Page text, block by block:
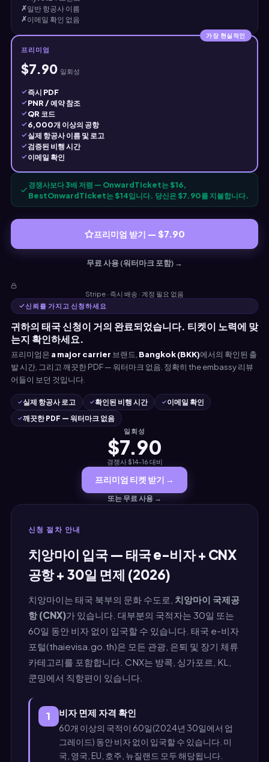
✗일반 항공사 이름
✗이메일 확인 없음
가장 현실적인
프리미엄
$7.90 일회성
즉시 PDF
PNR / 예약 참조
QR 코드
6,000개 이상의 공항
실제 항공사 이름 및 로고
검증된 비행 시간
이메일 확인
경쟁사보다 3배 저렴 — OnwardTicket는 $16,
BestOnwardTicket는 $14입니다. 당신은 $7.90를 지불합니다.
프리미엄 받기 — $7.90
무료 사용 (워터마크 포함) →
Stripe · 즉시 배송 · 계정 필요 없음
신뢰를 가지고 신청하세요
귀하의 태국 신청이 거의 완료되었습니다. 티켓이 노력에 맞
는지 확인하세요.
프리미엄은 a major carrier 브랜드, Bangkok (BKK)에서의 확인된 출
발 시간, 그리고 깨끗한 PDF — 워터마크 없음. 정확히 the embassy 리뷰
어들이 보던 것입니다.
실제 항공사 로고 확인된 비행 시간
이메일 확인
깨끗한 PDF — 워터마크 없음
일회성
$7.90
경쟁사 $14–16 대비
프리미엄 티켓 받기 →
또는 무료 사용 →
신청 절차 안내
치앙마이 입국 — 태국 e-비자 + CNX
공항 + 30일 면제 (2026)
치앙마이는 태국 북부의 문화 수도로, 치앙마이 국제공
항 (CNX)가 있습니다. 대부분의 국적자는 30일 또는
60일 동안 비자 없이 입국할 수 있습니다. 태국 e-비자
포털(thaievisa.go.th)은 모든 관광, 은퇴 및 장기 체류
카테고리를 포함합니다. CNX는 방콕, 싱가포르, KL,
쿤밍에서 직항편이 있습니다.
1 비자 면제 자격 확인
60개 이상의 국적이 60일(2024년 30일에서 업
그레이드) 동안 비자 없이 입국할 수 있습니다. 미
국, 영국, EU, 호주, 뉴질랜드 모두 해당됩니다.